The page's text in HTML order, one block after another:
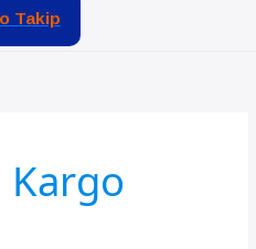
Takip
Kargo